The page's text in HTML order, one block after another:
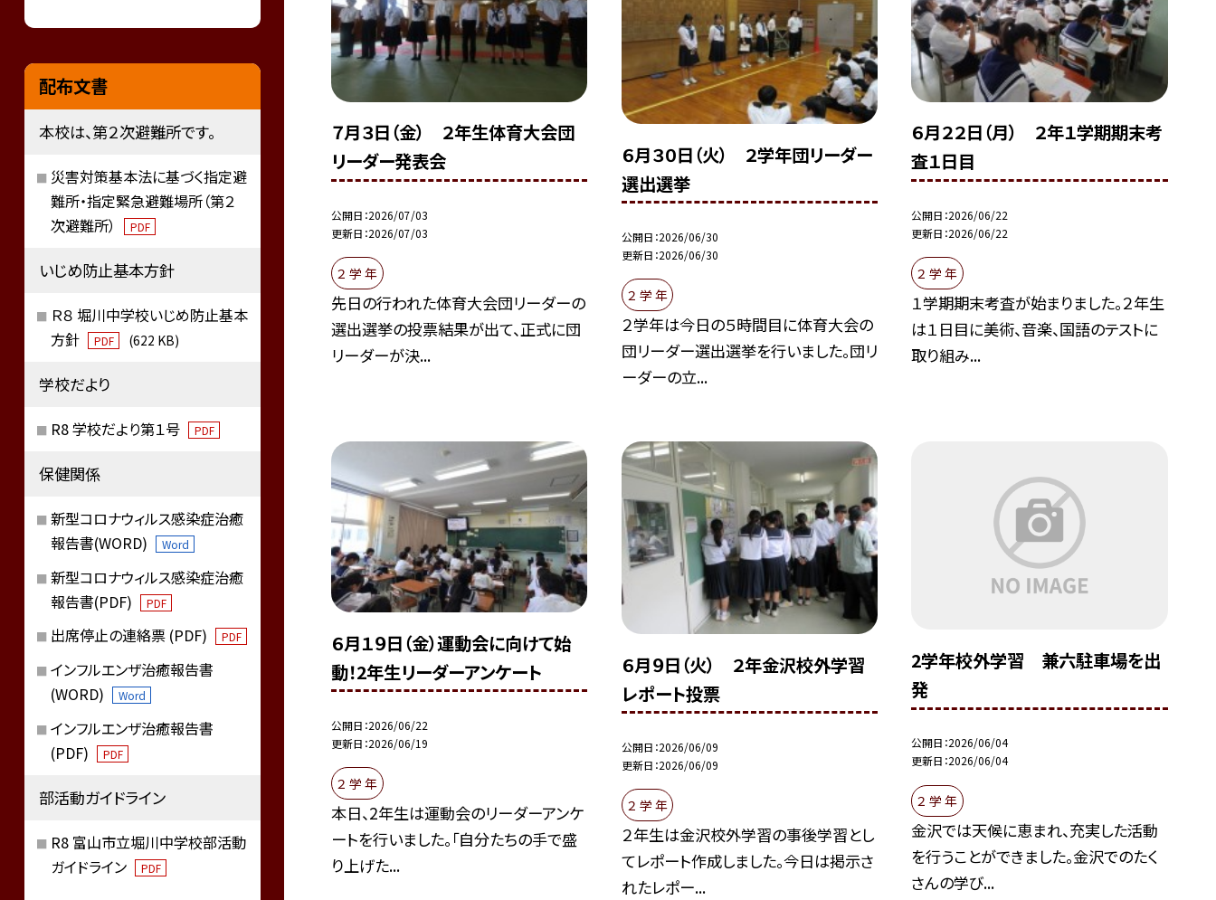
７月３日（金） ２年生体育大会団
リーダー発表会
公開日 2026/07/03
更新日 2026/07/03
２ 学 年
先日の行われた体育大会団リーダーの
選出選挙の投票結果が出て、正式に団
リーダーが決...
６月３０日（火） ２学年団リーダー
選出選挙
公開日 2026/06/30
更新日 2026/06/30
２ 学 年
２学年は今日の５時間目に体育大会の
団リーダー選出選挙を行いました。団リ
ーダーの立...
６月２２日（月） ２年１学期期末考
査１日目
公開日 2026/06/22
更新日 2026/06/22
２ 学 年
１学期期末考査が始まりました。２年生
は１日目に美術、音楽、国語のテストに
取り組み...
６月１９日（金）運動会に向けて始
動！2年生リーダーアンケート
公開日 2026/06/22
更新日 2026/06/19
２ 学 年
本日、2年生は運動会のリーダーアンケ
ートを行いました。「自分たちの手で盛
り上げた...
６月９日（火） ２年金沢校外学習
レポート投票
公開日 2026/06/09
更新日 2026/06/09
２ 学 年
２年生は金沢校外学習の事後学習とし
てレポート作成しました。今日は掲示さ
れたレポー...
2学年校外学習 兼六駐車場を出
発
公開日 2026/06/04
更新日 2026/06/04
２ 学 年
金沢では天候に恵まれ、充実した活動
を行うことができました。金沢でのたく
さんの学び...
配布文書
本校は、第２次避難所です。
災害対策基本法に基づく指定避
難所・指定緊急避難場所（第２
次避難所）
PDF
いじめ防止基本方針
Ｒ８ 堀川中学校いじめ防止基本
方針
PDF (622 KB)
学校だより
R8 学校だより第１号 PDF
保健関係
新型コロナウィルス感染症治癒
報告書(WORD)
Word
新型コロナウィルス感染症治癒
報告書(PDF)
PDF
出席停止の連絡票 (PDF) PDF
インフルエンザ治癒報告書
(WORD)
Word
インフルエンザ治癒報告書
(PDF)
PDF
部活動ガイドライン
R8 富山市立堀川中学校部活動
ガイドライン
PDF